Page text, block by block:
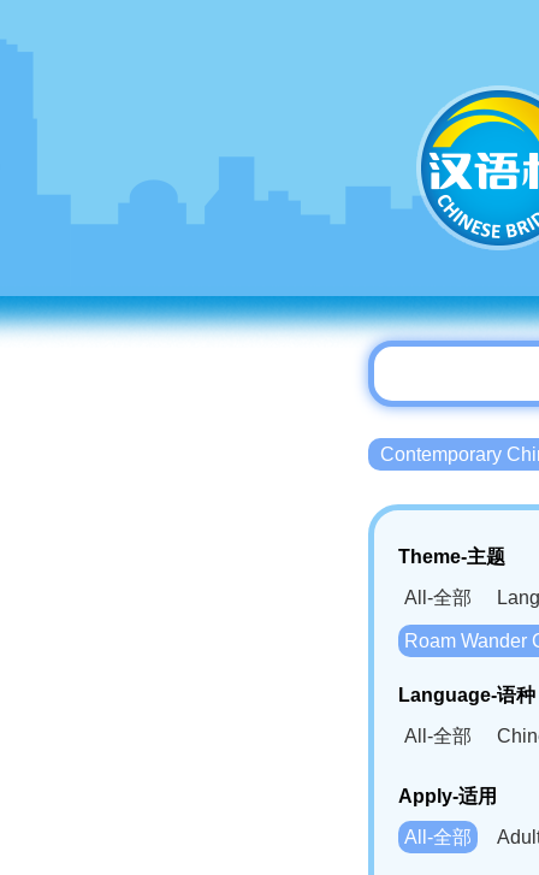
Contemporary
Theme-主题
All-全部
Roam Wander
Language-语种
All-全部
Bahasa
Swahili(SW)-
Apply-适用
All-全部